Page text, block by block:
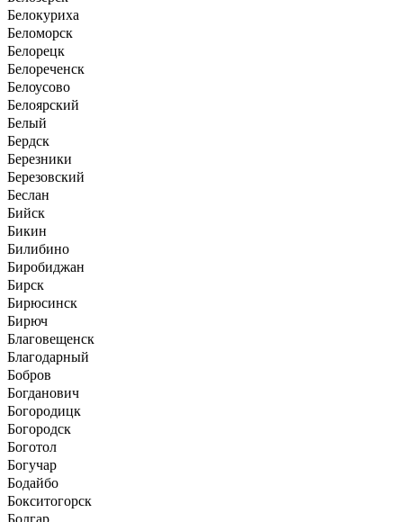
Белокуриха
Беломорск
Белорецк
Белореченск
Белоусово
Белоярский
Белый
Бердск
Березники
Березовский
Беслан
Бийск
Бикин
Билибино
Биробиджан
Бирск
Бирюсинск
Бирюч
Благовещенск
Благодарный
Бобров
Богданович
Богородицк
Богородск
Боготол
Богучар
Бодайбо
Бокситогорск